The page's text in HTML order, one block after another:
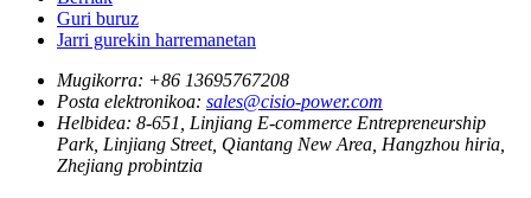
Guri buruz
Jarri gurekin harremanetan
Mugikorra: +86 13695767208
Posta elektronikoa: sales@cisio-power.com
Helbidea: 8-651, Linjiang E-commerce Entrepreneurship
Park, Linjiang Street, Qiantang New Area, Hangzhou hiria,
Zhejiang probintzia